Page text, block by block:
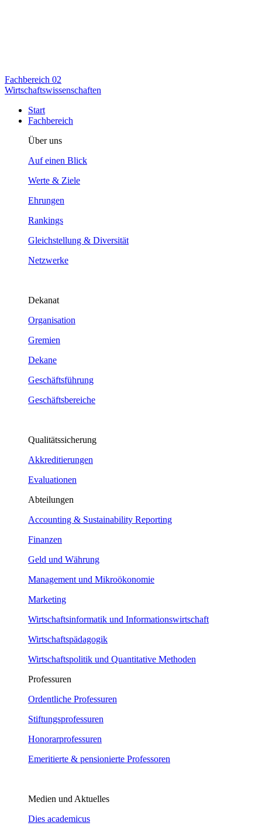
Fachbereich 02
Wirtschaftswissenschaften
Start
Fachbereich
Über uns
Auf einen Blick
Werte & Ziele
Ehrungen
Rankings
Gleichstellung & Diversität
Netzwerke
Dekanat
Organisation
Gremien
Dekane
Geschäftsführung
Geschäftsbereiche
Qualitätssicherung
Akkreditierungen
Evaluationen
Abteilungen
Accounting & Sustainability Reporting
Finanzen
Geld und Währung
Management und Mikroökonomie
Marketing
Wirtschaftsinformatik und Informationswirtschaft
Wirtschaftspädagogik
Wirtschaftspolitik und Quantitative Methoden
Professuren
Ordentliche Professuren
Stiftungsprofessuren
Honorarprofessuren
Emeritierte & pensionierte Professoren
Medien und Aktuelles
Dies academicus